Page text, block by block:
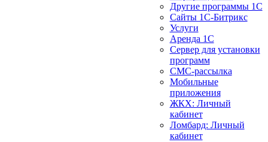
Другие программы 1С
Сайты 1С-Битрикс
Услуги
Аренда 1С
Сервер для установки
программ
СМС-рассылка
Мобильные
приложения
ЖКХ: Личный
кабинет
Ломбард: Личный
кабинет